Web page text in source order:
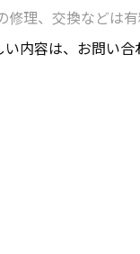
理、 交換などは有
内容は、お問い